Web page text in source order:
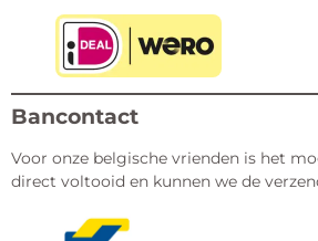
Bancontact
Voor onze belgische vrienden is het
direct voltooid en kunnen we de